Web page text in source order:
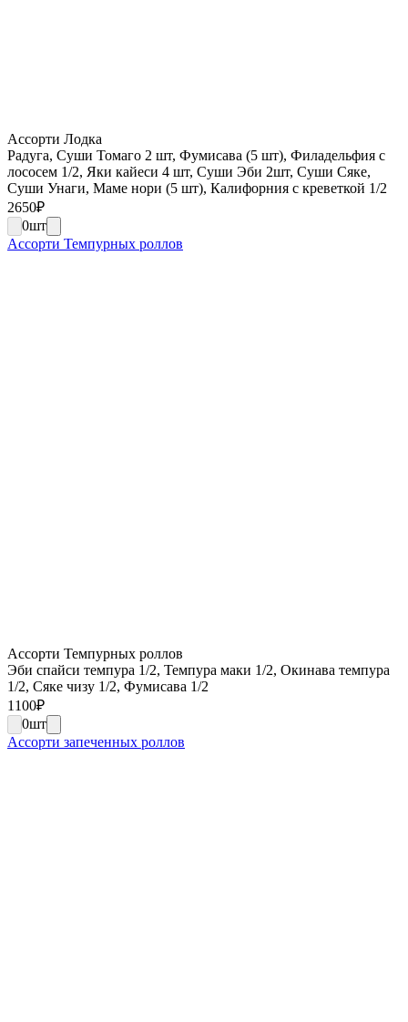
Ассорти Лодка
Радуга, Суши Томаго 2 шт, Фумисава (5 шт), Филадельфия с
лососем 1/2, Яки кайеси 4 шт, Суши Эби 2шт, Суши Сяке,
Суши Унаги, Маме нори (5 шт), Калифорния с креветкой 1/2
2650₽
0шт
Ассорти Темпурных роллов
Ассорти Темпурных роллов
Эби спайси темпура 1/2, Темпура маки 1/2, Окинава темпура
1/2, Сяке чизу 1/2, Фумисава 1/2
1100₽
0шт
Ассорти запеченных роллов